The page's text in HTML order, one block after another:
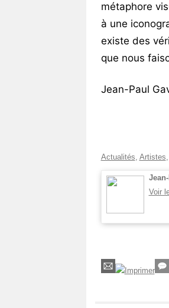
métaphore
à une
existe des
que nous
Jean-Paul
Actualités, Artistes,
Voir